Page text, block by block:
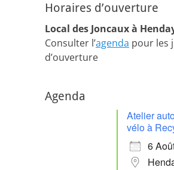
Horaires d’ouverture
Local des Joncaux à
Consulter l’agenda pour les
d’ouverture
Agenda
Atelier
vélo à
6